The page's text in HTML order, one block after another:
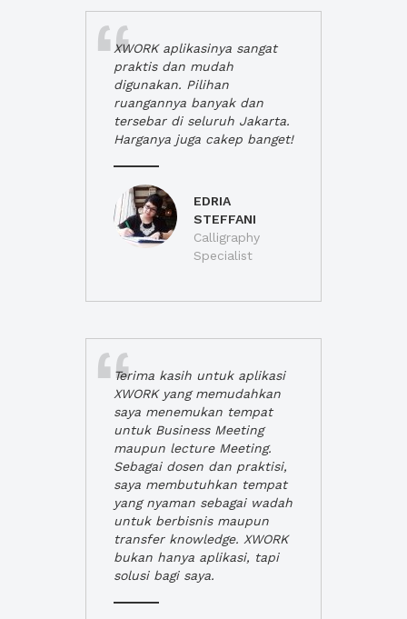
XWORK aplikasinya sangat
praktis dan mudah
digunakan. Pilihan
ruangannya banyak dan
tersebar di seluruh Jakarta.
Harganya juga cakep banget!
EDRIA
STEFFANI
Calligraphy
Specialist
Terima kasih untuk aplikasi
XWORK yang memudahkan
saya menemukan tempat
untuk Business Meeting
maupun lecture Meeting.
Sebagai dosen dan praktisi,
saya membutuhkan tempat
yang nyaman sebagai wadah
untuk berbisnis maupun
transfer knowledge. XWORK
bukan hanya aplikasi, tapi
solusi bagi saya.